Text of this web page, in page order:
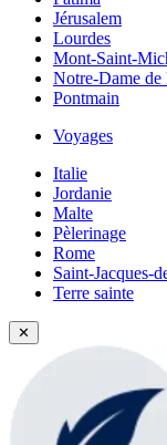
Jérusalem
Lourdes
Mont-Saint-
Notre-Dame de
Pontmain
Voyages
Italie
Jordanie
Malte
Pèlerinage
Rome
Saint-Jacques-
Terre sainte
✕